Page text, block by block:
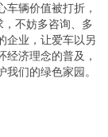
辆价值被打折，
，不妨多咨询、多
企业，让爱车以另
济理念的普及，
们的绿色家园。